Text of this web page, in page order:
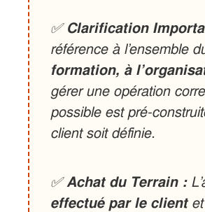
✅ Clarification
référence à l’ensemble
formation, à
gérer une opération
possible est pré-
client soit définie.
✅Achat du Terrain :
effectué par le clientet